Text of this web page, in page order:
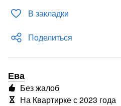
В закладки
Поделиться
Ева
Без жалоб
На Квартирке с 2023 года